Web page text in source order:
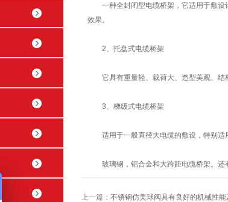
一种全封闭型电缆桥架，它适用于敷设
效果。
2、托盘式电缆桥架
它具有重量轻、载荷大、造型美观、结
3、梯级式电缆桥架
适用于一般直径大电缆的敷设，特别适
玻璃钢，铝合金和大跨距电缆桥架。还
上一篇： 不锈钢仿美球阀具有良好的机械性